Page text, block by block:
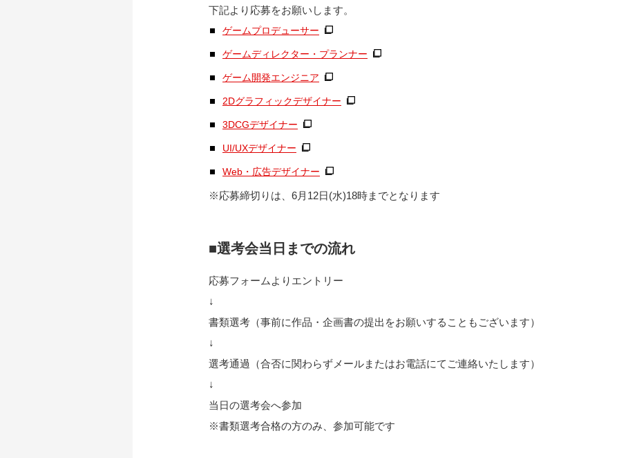
下記より応募をお願いします。
ゲームプロデューサー
ゲームディレクター・プランナー
ゲーム開発エンジニア
2Dグラフィックデザイナー
3DCGデザイナー
UI/UXデザイナー
Web・広告デザイナー
※応募締切りは、6月12日(水)18時までとなります
■選考会当日までの流れ
応募フォームよりエントリー
↓
書類選考（事前に作品・企画書の提出をお願いすることもございます）
↓
選考通過（合否に関わらずメールまたはお電話にてご連絡いたします）
↓
当日の選考会へ参加
※書類選考合格の方のみ、参加可能です